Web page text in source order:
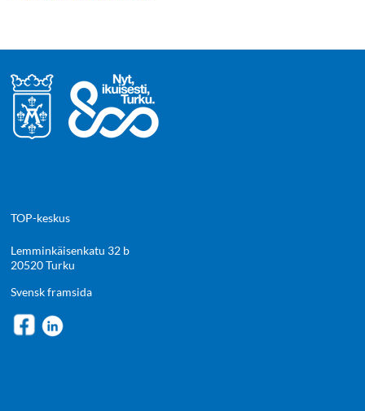
TOP-keskus
Lemminkäisenkatu 32 b
20520 Turku
Svensk framsida